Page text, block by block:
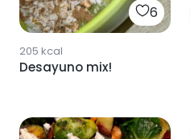
6
205 kcal
Desayuno mix!